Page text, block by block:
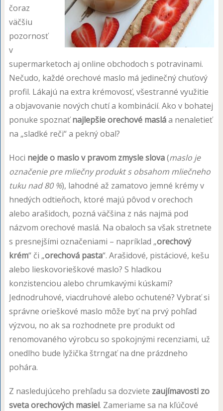
čoraz
väčšiu
pozornosť
v
supermarketoch aj online obchodoch s potravinami.
Nečudo, každé orechové maslo má jedinečný chuťový
profil. Lákajú na extra krémovosť, všestranné využitie
a objavovanie nových chutí a kombinácií. Ako v bohatej
ponuke spoznaťnajlepšie orechové masláa nenaletieť
na „sladké reči“ a pekný obal?
Hoci nejde o maslo v pravom zmysle slova(maslo je
označenie pre mliečny produkt s obsahom mliečneho
tuku nad 80 %), lahodné až zamatovo jemné krémy v
hnedých odtieňoch, ktoré majú pôvod v orechoch
alebo arašidoch, pozná väčšina z nás najmä pod
názvom orechové maslá. Na obaloch sa však stretnete
s presnejšími označeniami – napríklad „orechový
krém“ či „orechová pasta“. Arašidové, pistáciové, kešu
alebo lieskovorieškové maslo? S hladkou
konzistenciou alebo chrumkavými kúskami?
Jednodruhové, viacdruhové alebo ochutené? Vybrať si
správne orieškové maslo môže byť na prvý pohľad
výzvou, no ak sa rozhodnete pre produkt od
renomovaného výrobcu so spokojnými recenziami, už
onedlho bude lyžička štrngať na dne prázdneho
pohára.
Z nasledujúceho prehľadu sa dozviete zaujímavosti zo
sveta orechových masiel. Zameriame sa na kľúčové